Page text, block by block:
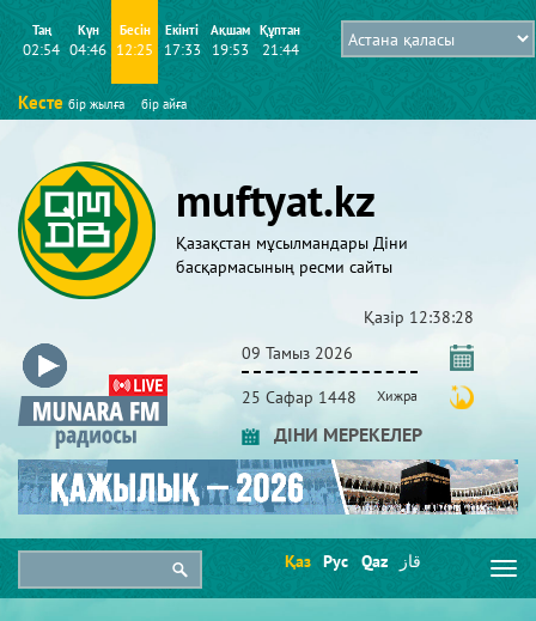
Таң
02:54
Күн
04:46
Бесін
12:25
Екінті
17:33
Ақшам
19:53
Құптан
21:44
Кесте бір жылға бір айға
muftyat.kz
Қазақстан мұсылмандары Діни
басқармасының ресми сайты
Қазір 12:38:29
09 Тамыз 2026
25 Сафар 1448 Хижра
ДІНИ МЕРЕКЕЛЕР
Қаз Рус Qaz قاز